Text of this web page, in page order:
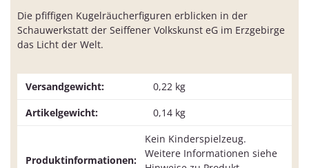
Die pfiffigen Kugelräucherfiguren erblicken in der
Schauwerkstatt der Seiffener Volkskunst eG im Erzgebirge
das Licht der Welt.
Versandgewicht:
0,22 kg
Artikelgewicht:
0,14 kg
Produktinformationen:
Kein Kinderspielzeug.
Weitere Informationen siehe